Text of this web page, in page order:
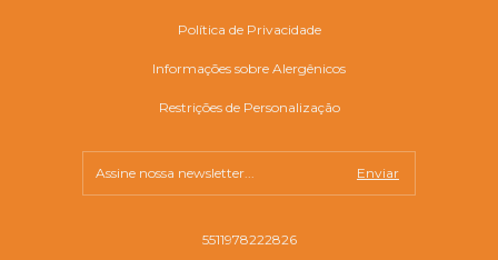
Política de Privacidade
Informações sobre Alergênicos
Restrições de Personalização
5511978222826